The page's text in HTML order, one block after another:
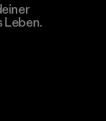
Leben.